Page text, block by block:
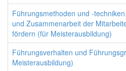
Führungsmethoden und -
und Zusammenarbeit der
fördern (für Meisterausbildung)
Führungsverhalten und
Meisterausbildung)